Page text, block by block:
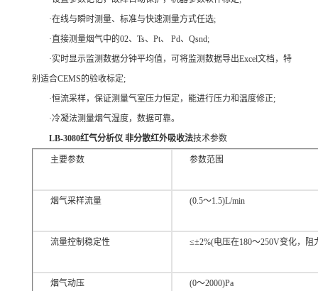
·在线与瞬时测量、标准与快速测量方式任选;
·直接测量烟气中的02、Ts、Pt、 Pd、Qsnd;
·实时显示监测数据分钟平均值，可将监测数据导出Excel文档，特
别适合CEMS的验收标定;
·恒流采样，保证测量气室压力恒定，能进行压力和温度修正;
·冷凝法测量烟气湿度，数据可靠。
LB-3080红气分析仪 非分散红外吸收法技术参数
主要参数 参数范围
烟气采样流量 (0.5～1.5)L/min
流量控制稳定性 ≤±2%(电压在180～250V变化，阻
烟气动压 (0～2000)Pa